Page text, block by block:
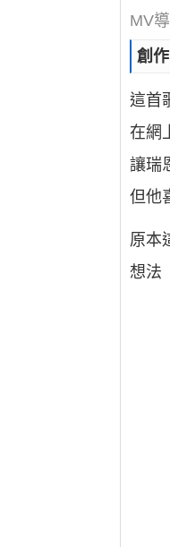
MV
創
這首
在網
讓瑞
但他
原本
想法